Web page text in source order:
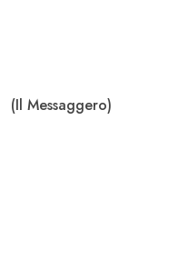
(Il Messaggero)